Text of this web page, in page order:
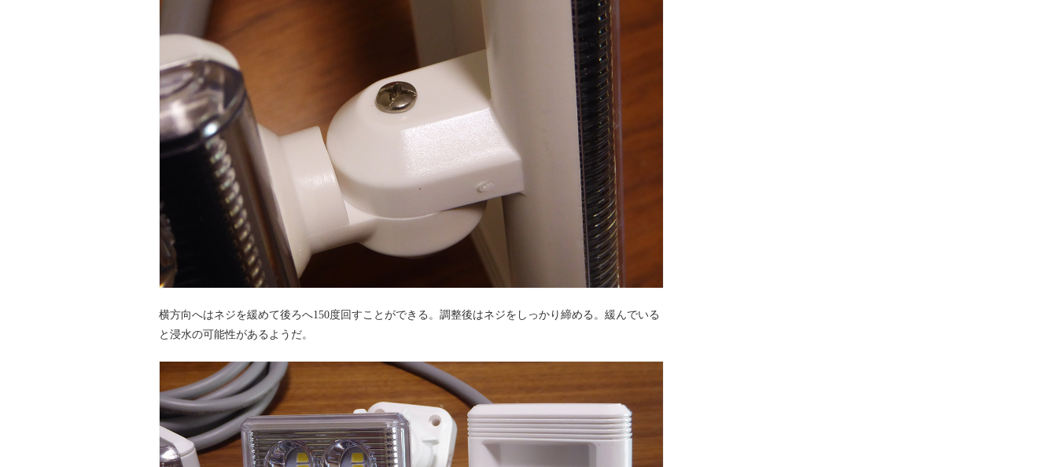
横方向へはネジを緩めて後ろへ150度回すことができる。調整後はネジをしっかり締める。緩んでいる
と浸水の可能性があるようだ。